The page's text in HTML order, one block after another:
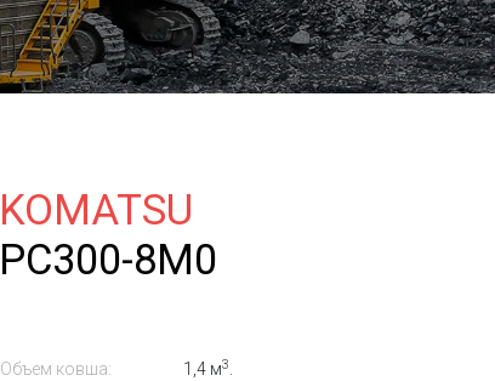
KOMATSU
PC300-8M0
Объем ковша: 1,4 м3